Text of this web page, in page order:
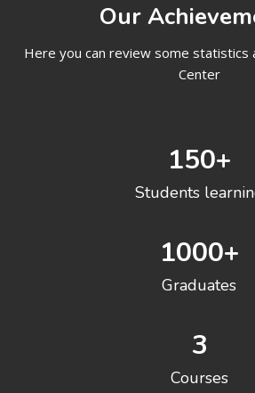
Our
Here you can review some statistics
Center
150+
Students
1000+
Graduates
3
Courses